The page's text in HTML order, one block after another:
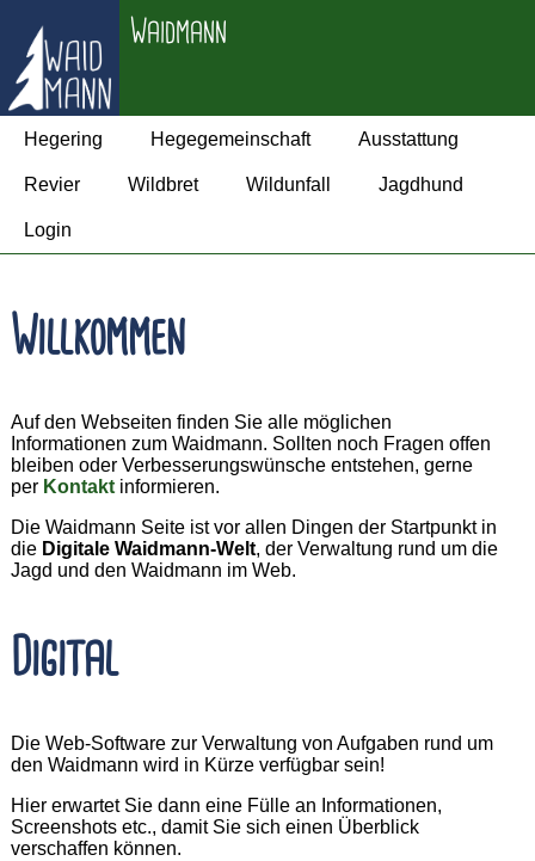
Waidmann
Hegering Hegegemeinschaft Ausstattung
Revier Wildbret Wildunfall Jagdhund
Login
Willkommen
Auf den Webseiten finden Sie alle möglichen
Informationen zum Waidmann. Sollten noch Fragen offen
bleiben oder Verbesserungswünsche entstehen, gerne
per Kontaktinformieren.
Die Waidmann Seite ist vor allen Dingen der Startpunkt in
die Digitale Waidmann-Welt, der Verwaltung rund um die
Jagd und den Waidmann im Web.
Digital
Die Web-Software zur Verwaltung von Aufgaben rund um
den Waidmann wird in Kürze verfügbar sein!
Hier erwartet Sie dann eine Fülle an Informationen,
Screenshots etc., damit Sie sich einen Überblick
verschaffen können.